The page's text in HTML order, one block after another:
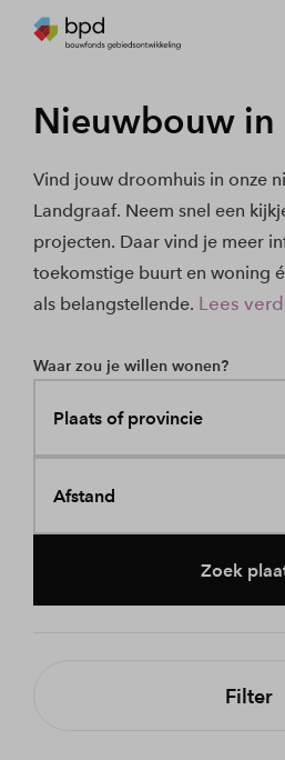
Nieuwbouw in
Vind jouw droomhuis in onze
Landgraaf. Neem snel een
projecten. Daar vind je meer
toekomstige buurt en woning
als belangstellende. Lees
Waar zou je willen wonen?
Plaats of provincie
Afstand
Zoek
Filter